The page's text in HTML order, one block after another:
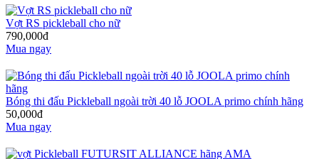
Vợt RS pickleball cho nữ
790,000đ
Mua ngay
Bóng thi đấu Pickleball ngoài trời 40 lỗ JOOLA primo chính hãng
50,000đ
Mua ngay